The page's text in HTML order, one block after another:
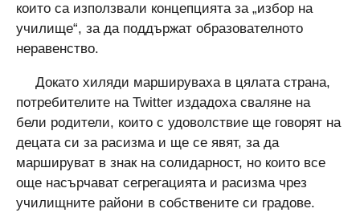
които са използвали концепцията за „избор на
училище“, за да поддържат образователното
неравенство.
Докато хиляди маршируваха в цялата страна,
потребителите на Twitter издадоха сваляне на
бели родители, които с удоволствие ще говорят на
децата си за расизма и ще се явят, за да
маршируват в знак на солидарност, но които все
още насърчават сегрегацията и расизма чрез
училищните райони в собствените си градове.